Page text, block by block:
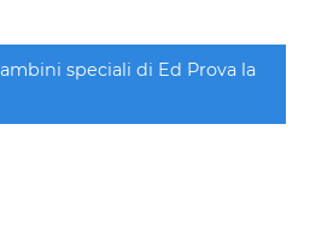
speciali di Ed Prova la